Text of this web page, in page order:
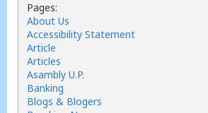
Pages:
About Us
Accessibility Statement
Article
Articles
Asambly U.P.
Banking
Blogs & Blogers